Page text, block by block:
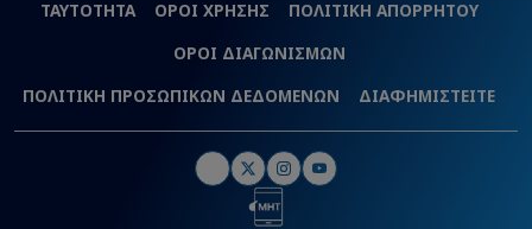
ΤΑΥΤΟΤΗΤΑ ΟΡΟΙ ΧΡΗΣΗΣ
ΠΟΛΙΤΙΚΗ ΑΠΟΡΡΗΤΟΥ
ΟΡΟΙ ΔΙΑΓΩΝΙΣΜΩΝ
ΠΟΛΙΤΙΚΗ ΠΡΟΣΩΠΙΚΩΝ ΔΕΔΟΜΕΝΩΝ
ΔΙΑΦΗΜΙΣΤΕΙΤΕ